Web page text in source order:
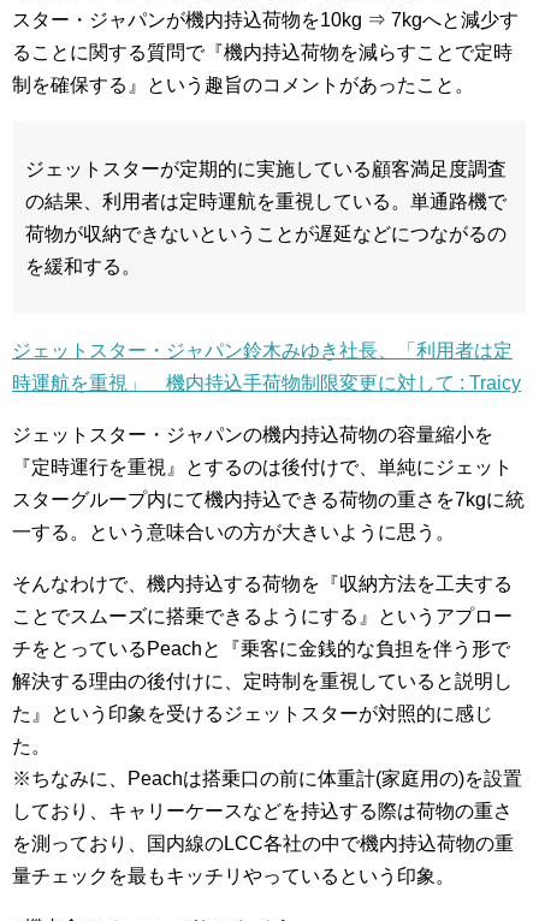
スター・ジャパンが機内持込荷物を10kg ⇒ 7kgへと減少す
ることに関する質問で『機内持込荷物を減らすことで定時
制を確保する』という趣旨のコメントがあったこと。
ジェットスターが定期的に実施している顧客満足度調査
の結果、利用者は定時運航を重視している。単通路機で
荷物が収納できないということが遅延などにつながるの
を緩和する。
ジェットスター・ジャパン鈴木みゆき社長、「利用者は定
時運航を重視」 機内持込手荷物制限変更に対して : Traicy
ジェットスター・ジャパンの機内持込荷物の容量縮小を
『定時運行を重視』とするのは後付けで、単純にジェット
スターグループ内にて機内持込できる荷物の重さを7kgに統
一する。という意味合いの方が大きいように思う。
そんなわけで、機内持込する荷物を『収納方法を工夫する
ことでスムーズに搭乗できるようにする』というアプロー
チをとっているPeachと『乗客に金銭的な負担を伴う形で
解決する理由の後付けに、定時制を重視していると説明し
た』という印象を受けるジェットスターが対照的に感じ
た。
※ちなみに、Peachは搭乗口の前に体重計(家庭用の)を設置
しており、キャリーケースなどを持込する際は荷物の重さ
を測っており、国内線のLCC各社の中で機内持込荷物の重
量チェックを最もキッチリやっているという印象。